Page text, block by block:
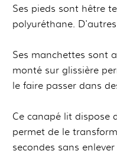
Ses pieds sont hêtre
polyuréthane.
Ses manchettes sont
monté sur glissière
le faire passer dans
Ce canapé lit dispose
permet de le
secondes sans